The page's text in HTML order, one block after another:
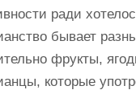
ради
бывает
фрукты,
которые